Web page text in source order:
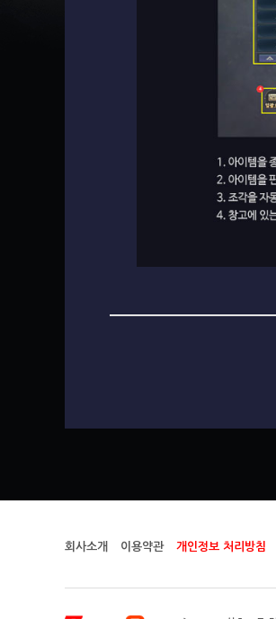
회사소개 이용약관 개인정보 처리방침